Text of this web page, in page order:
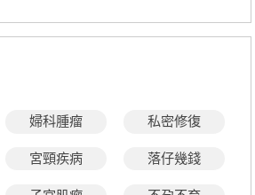
婦科腫瘤 私密修復
宮頸疾病 落仔幾錢